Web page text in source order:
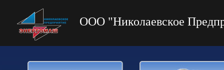
ООО "Николаевское